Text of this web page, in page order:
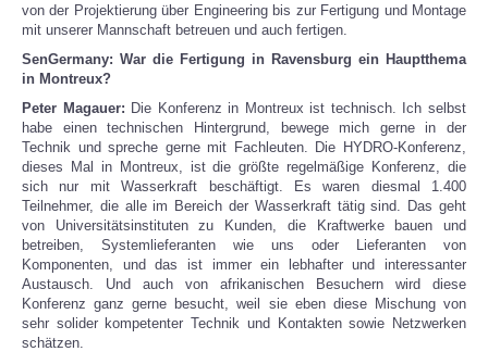
von der Projektierung über Engineering bis zur Fertigung und Montage
mit unserer Mannschaft betreuen und auch fertigen.
SenGermany: War die Fertigung in Ravensburg ein Hauptthema
in Montreux?
Peter Magauer: Die Konferenz in Montreux ist technisch. Ich selbst
habe einen technischen Hintergrund, bewege mich gerne in der
Technik und spreche gerne mit Fachleuten. Die HYDRO-Konferenz,
dieses Mal in Montreux, ist die größte regelmäßige Konferenz, die
sich nur mit Wasserkraft beschäftigt. Es waren diesmal 1.400
Teilnehmer, die alle im Bereich der Wasserkraft tätig sind. Das geht
von Universitätsinstituten zu Kunden, die Kraftwerke bauen und
betreiben, Systemlieferanten wie uns oder Lieferanten von
Komponenten, und das ist immer ein lebhafter und interessanter
Austausch. Und auch von afrikanischen Besuchern wird diese
Konferenz ganz gerne besucht, weil sie eben diese Mischung von
sehr solider kompetenter Technik und Kontakten sowie Netzwerken
schätzen.